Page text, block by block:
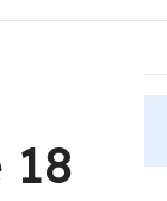
Liquid